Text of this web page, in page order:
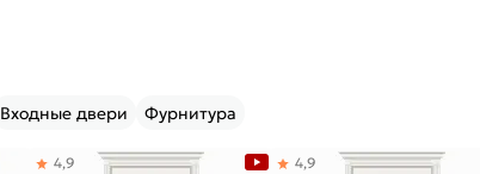
Входные двери Фурнитура
4,9 4,9